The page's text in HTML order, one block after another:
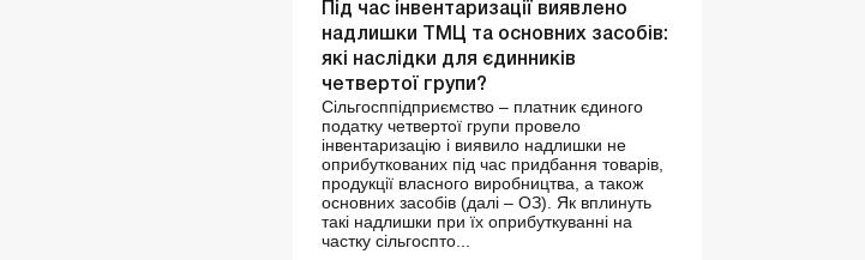
Під час інвентаризації виявлено
надлишки ТМЦ та основних засобів:
які наслідки для єдинників
четвертої групи?
Сільгосппідприємство – платник єдиного
податку четвертої групи провело
інвентаризацію і виявило надлишки не
оприбуткованих під час придбання товарів,
продукції власного виробництва, а також
основних засобів (далі – ОЗ). Як вплинуть
такі надлишки при їх оприбуткуванні на
частку сільгоспто...